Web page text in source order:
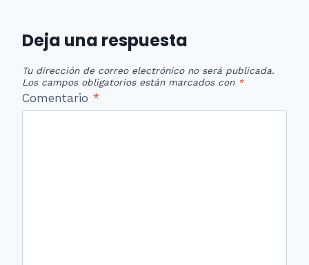
Deja una respuesta
Tu dirección de correo electrónico no será publicada.
Los campos obligatorios están marcados con *
Comentario *